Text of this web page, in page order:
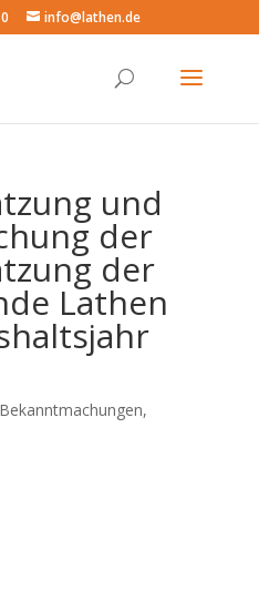
info@lathen.de
und
der
der
Lathen
,